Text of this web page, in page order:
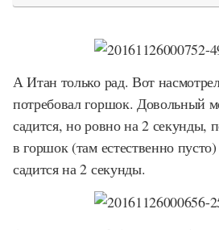
А Итан только рад. Вот
потребовал горшок. Довольный
садится, но ровно на 2 секунды,
в горшок (там естественно
садится на 2 секунды.